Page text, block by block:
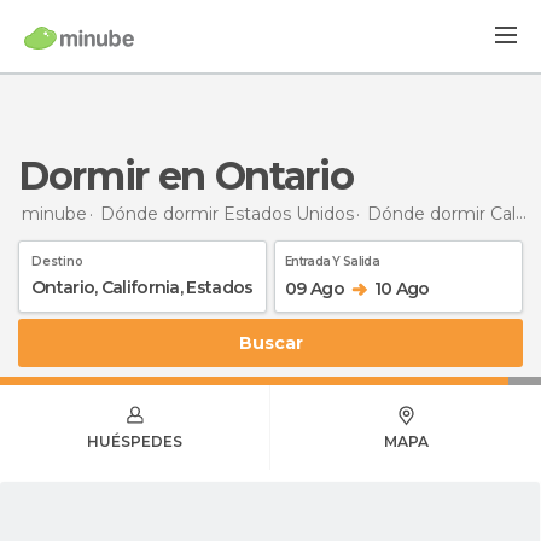
Dormir en Ontario
minube Dónde dormir Estados Unidos Dónde dormir California
Destino Entrada Y Salida
09 Ago 10 Ago
Buscar
HUÉSPEDES MAPA